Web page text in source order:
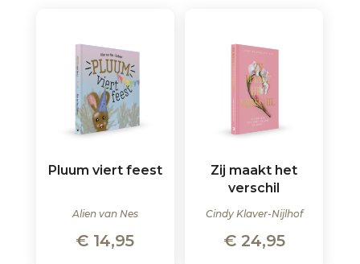
Pluum viert feest
Alien van Nes
€ 14,95
Zij maakt het
verschil
Cindy Klaver-Nijlhof
€24,95